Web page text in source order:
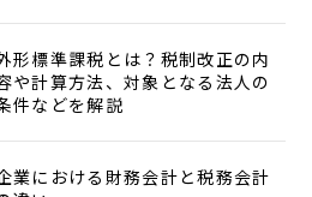
形標準課税とは？税制改正の内
や計算方法、対象となる法人の
件などを解説
業における財務会計と税務会計